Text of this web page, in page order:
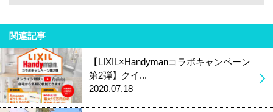
関連記事
【LIXIL×Handymanコラボキャンペーン
第2弾】クイ...
2020.07.18